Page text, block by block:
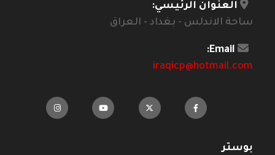
العنوان الرئيسي:
ساحة الاندلس - بغداد - العراق
Email:
iraqicp@hotmail.com
بوستر